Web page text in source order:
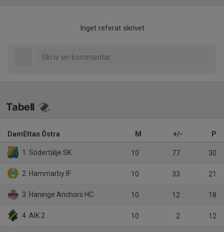
Inget referat skrivet
Tabell
DamEttan Östra M +/- P
1. Södertälje SK 10 77 30
2. Hammarby IF 10 33 21
3. Haninge Anchors HC 10 12 18
4. AIK 2 10 2 12